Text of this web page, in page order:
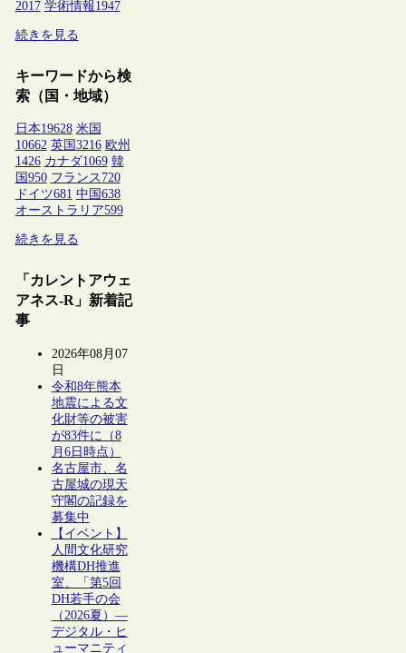
2017 学術情報1947
続きを見る
キーワードから検
索（国・地域）
日本19628 米国
10662 英国 3216 欧州
1426 カナダ1069 韓
国 950 フランス 720
ドイツ681 中国 638
オーストラリア599
続きを見る
「カレントアウェ
アネス-R」新着記
事
2026年08月07
日
令和8年熊本
地震による文
化財等の被害
が83件に（8
月6日時点）
名古屋市、名
古屋城の現天
守閣の記録を
募集中
【イベント】
人間文化研究
機構DH推進
室、「第5回
DH若手の会
（2026夏）―
デジタル・ヒ
ューマニティ